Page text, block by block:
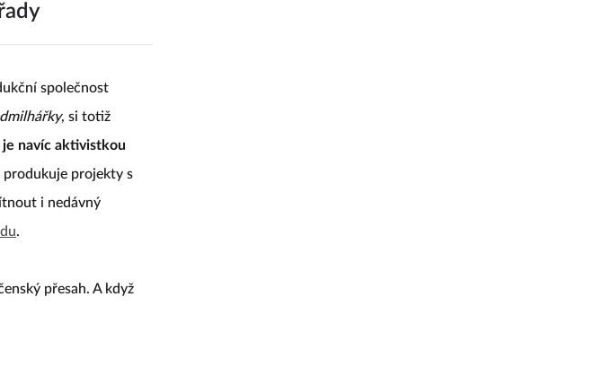
společnost
, si totiž
je navíc aktivistkou
produkuje projekty s
i nedávný
.
přesah. A když